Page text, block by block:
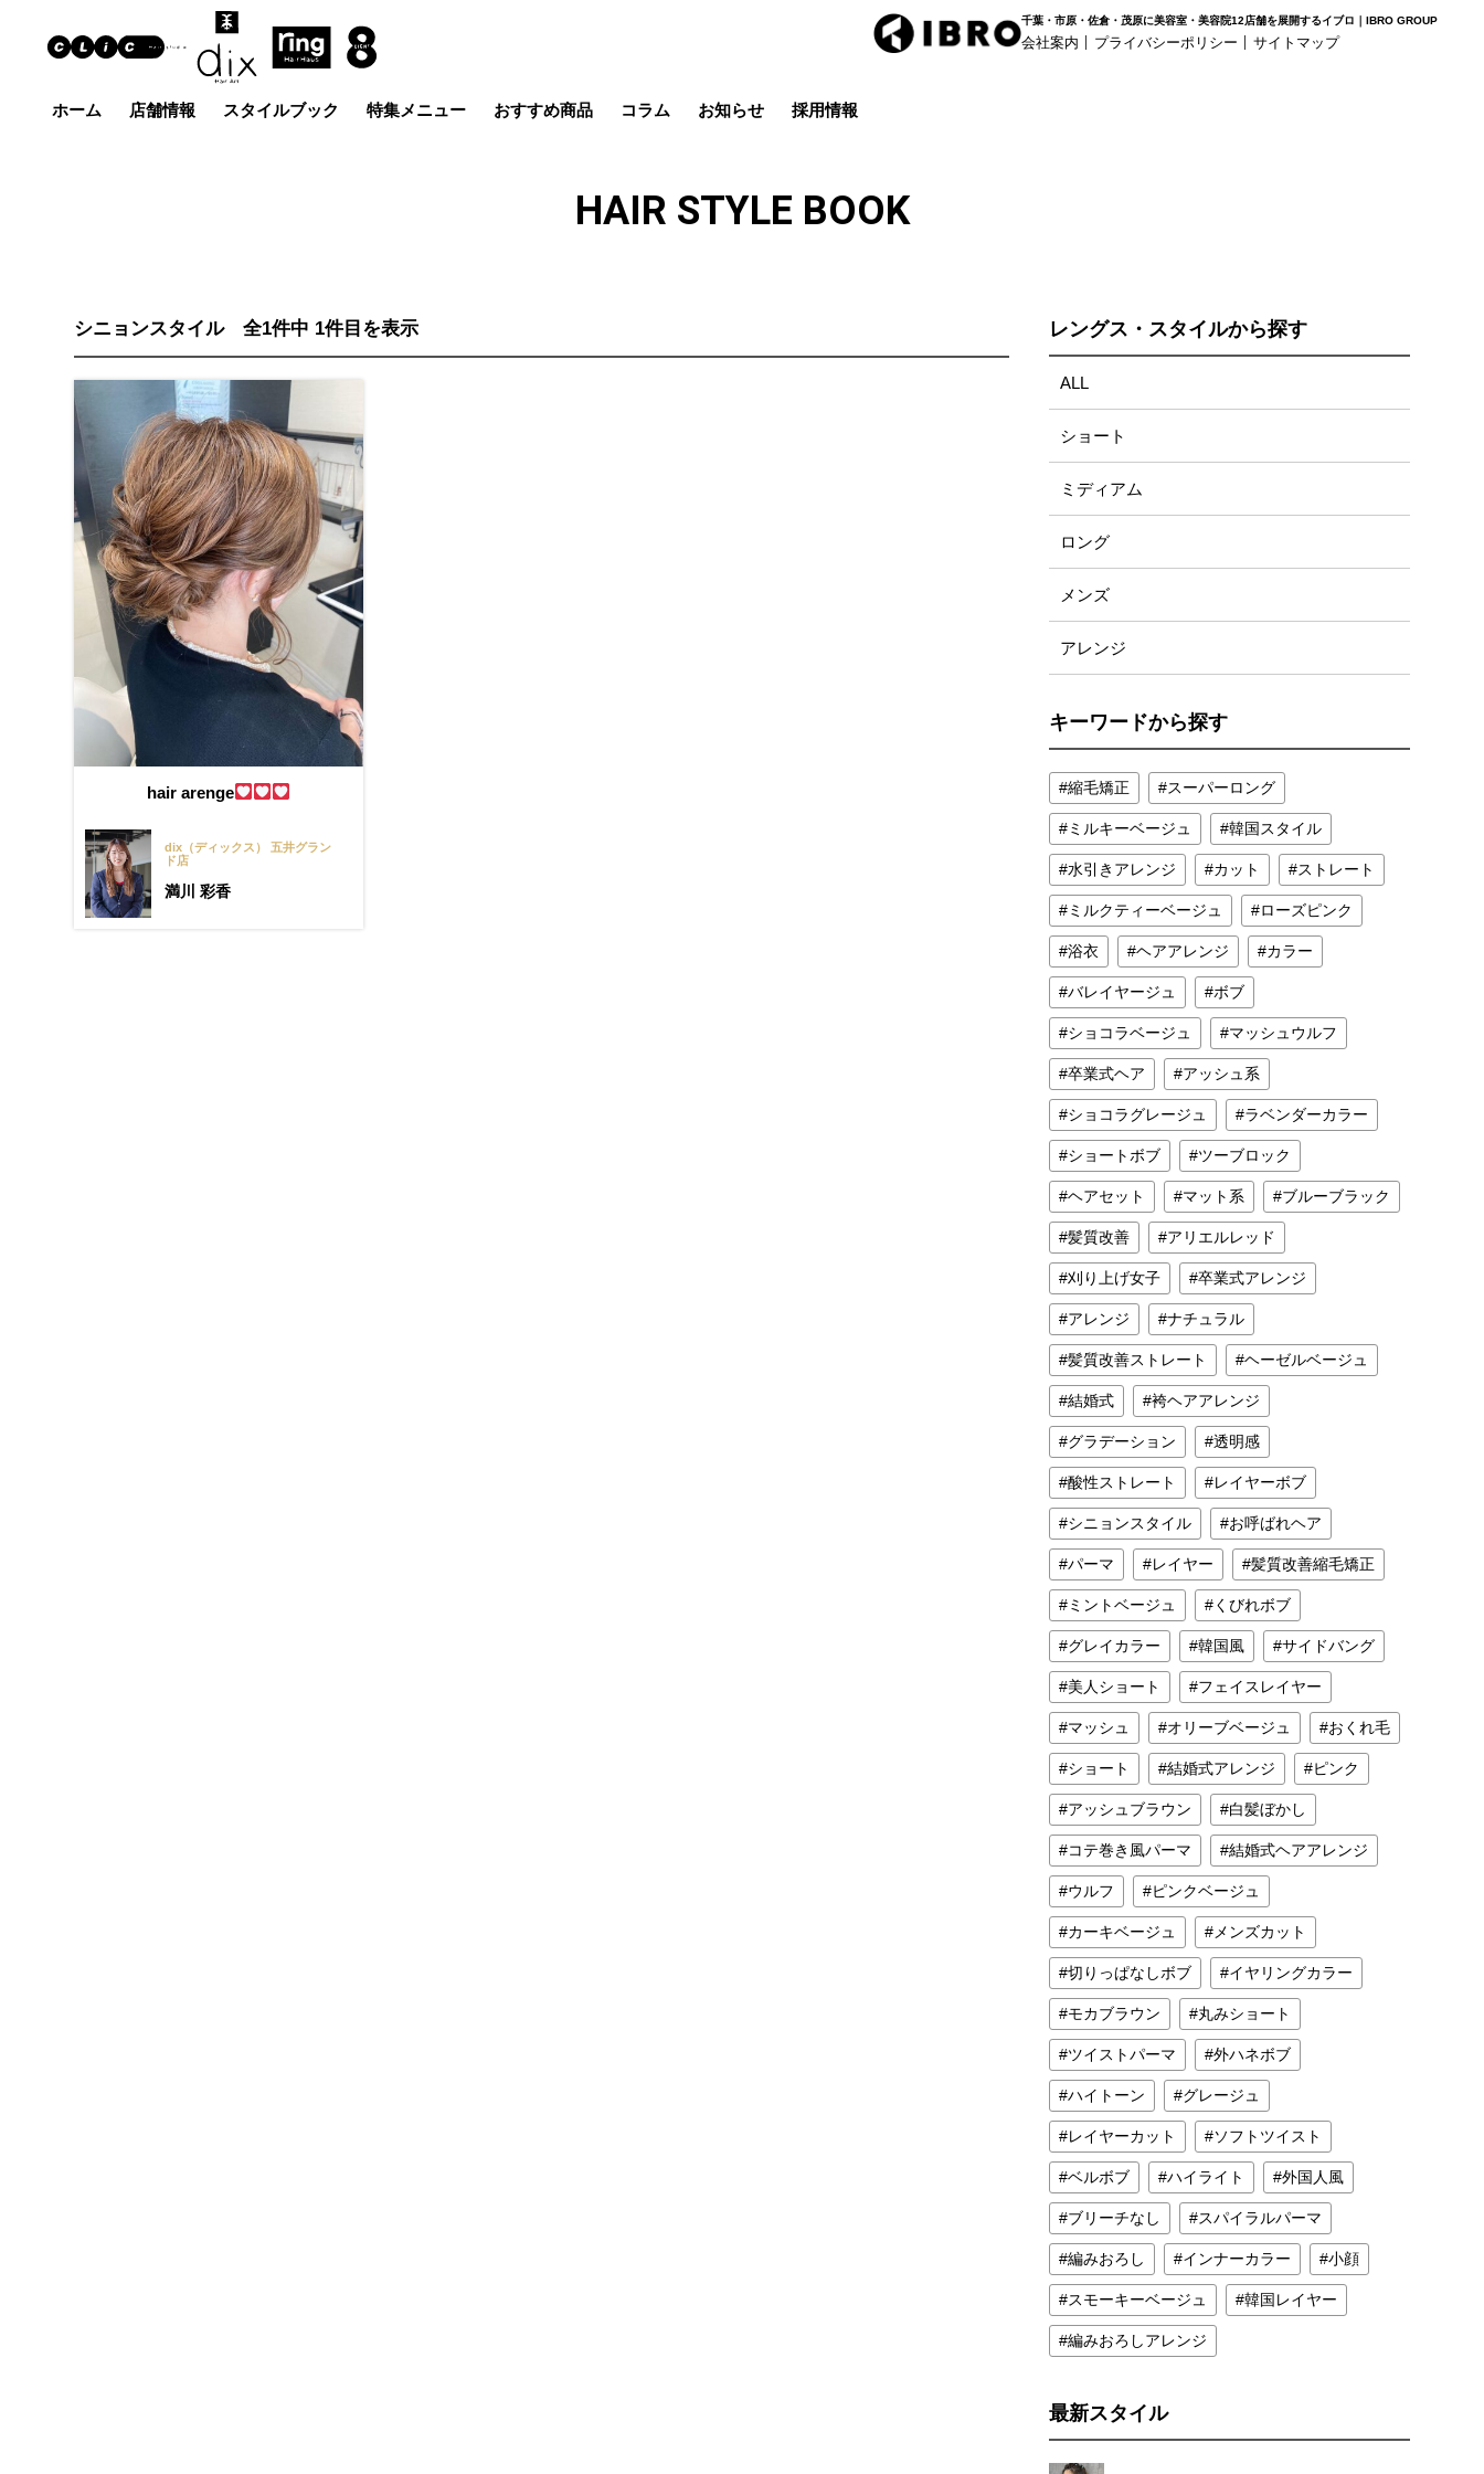
千葉・市原・佐倉・茂原に美容室・美容院12店舗を展開するイブロ｜IBRO GROUP
会社案内 プライバシーポリシー サイトマップ
ホーム 店舗情報 スタイルブック 特集メニュー おすすめ商品 コラム お知らせ 採用情報
HAIR STYLE BOOK
シニョンスタイル 全1件中 1件目を表示
hair arenge
dix（ディックス） 五井グラン
ド店
満川 彩香
レングス・スタイルから探す
ALL
ショート
ミディアム
ロング
メンズ
アレンジ
キーワードから探す
縮毛矯正 スーパーロング
ミルキーベージュ 韓国スタイル
水引きアレンジ カット ストレート
ミルクティーベージュ ローズピンク
浴衣 ヘアアレンジ カラー
バレイヤージュ ボブ
ショコラベージュ マッシュウルフ
卒業式ヘア アッシュ系
ショコラグレージュ ラベンダーカラー
ショートボブ ツーブロック
ヘアセット マット系 ブルーブラック
髪質改善 アリエルレッド
刈り上げ女子 卒業式アレンジ
アレンジ ナチュラル
髪質改善ストレート ヘーゼルベージュ
結婚式 袴ヘアアレンジ
グラデーション 透明感
酸性ストレート レイヤーボブ
シニョンスタイル お呼ばれヘア
パーマ レイヤー 髪質改善縮毛矯正
ミントベージュ くびれボブ
グレイカラー 韓国風 サイドバング
美人ショート フェイスレイヤー
マッシュ オリーブベージュ おくれ毛
ショート 結婚式アレンジ ピンク
アッシュブラウン 白髪ぼかし
コテ巻き風パーマ 結婚式ヘアアレンジ
ウルフ ピンクベージュ
カーキベージュ メンズカット
切りっぱなしボブ イヤリングカラー
モカブラウン 丸みショート
ツイストパーマ 外ハネボブ
ハイトーン グレージュ
レイヤーカット ソフトツイスト
ベルボブ ハイライト 外国人風
ブリーチなし スパイラルパーマ
編みおろし インナーカラー 小顔
スモーキーベージュ 韓国レイヤー
編みおろしアレンジ
最新スタイル